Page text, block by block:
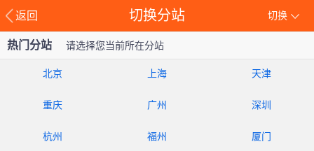
返回 切换
切换分站
热门分站 请选择您当前所在分站
北京 上海 天津
重庆 广州 深圳
杭州 福州 厦门